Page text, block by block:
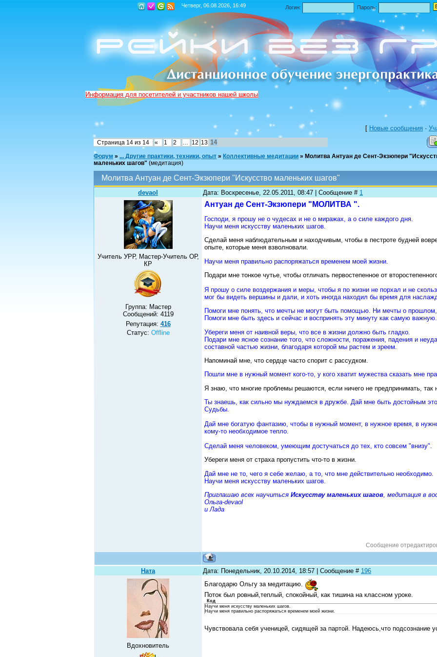
Четверг, 06.08.2026, 16:49 Логин: Пароль:
Информация для посетителей и участников нашей школы
[ Новые сообщения ·
Страница 14 из 14 « 1 2 12 13 14
Форум » ... Другие практики, техники, опыт » Коллективные медитации » Молитва Антуан де Сент-Экзюпери
маленьких шагов" (медитация)
Молитва Антуан де Сент-Экзюпери "Искусство маленьких шагов"
devaol Дата: Воскресенье, 22.05.2011, 08:47 | Сообщение # 1
Учитель УРР, Мастер-Учитель ОР,
КР
Группа: Мастер
Сообщений: 4119
Репутация: 416
Статус: Offline
Антуан де Сент-Экзюпери "МОЛИТВА ".
Господи, я прошу не о чудесах и не о миражах, а о силе каждого дня.
Научи меня искусству маленьких шагов.
Сделай меня наблюдательным и находчивым, чтобы в пестроте будней
опыте, которые меня взволновали.
Научи меня правильно распоряжаться временем моей жизни.
Подари мне тонкое чутье, чтобы отличать первостепенное от
Я прошу о силе воздержания и меры, чтобы я по жизни не порхал и не
мог бы видеть вершины и дали, и хоть иногда находил бы время для
Помоги мне понять, что мечты не могут быть помощью. Ни мечты о
Помоги мне быть здесь и сейчас и воспринять эту минуту как самую важную.
Убереги меня от наивной веры, что все в жизни должно быть гладко.
Подари мне ясное сознание того, что сложности, поражения, падения и
составной частью жизни, благодаря которой мы растем и зреем.
Напоминай мне, что сердце часто спорит с рассудком.
Пошли мне в нужный момент кого-то, у кого хватит мужества сказать мне
Я знаю, что многие проблемы решаются, если ничего не предпринимать, так
Ты знаешь, как сильно мы нуждаемся в дружбе. Дай мне быть достойным
Судьбы.
Дай мне богатую фантазию, чтобы в нужный момент, в нужное время, в
кому-то необходимое тепло.
Сделай меня человеком, умеющим достучаться до тех, кто совсем "внизу".
Убереги меня от страха пропустить что-то в жизни.
Дай мне не то, чего я себе желаю, а то, что мне действительно необходимо.
Научи меня искусству маленьких шагов.
Приглашаю всех научиться Искусству маленьких шагов , медитация в
Ольга-devaol
и Лада
Сообщение
Ната Дата: Понедельник, 20.10.2014, 18:57 | Сообщение # 196
Вдохновитель
Благодарю Ольгу за медитацию.
Поток был ровный,теплый, спокойный, как тишина на классном уроке.
Код
Научи меня искусству маленьких шагов.
Научи меня правильно распоряжаться временем моей жизни.
Чувствовала себя ученицей, сидящей за партой. Надеюсь,что подсознание